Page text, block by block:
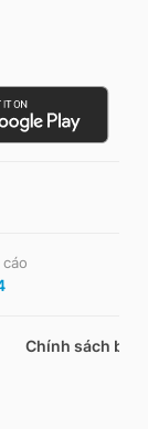
Chính sách bảo